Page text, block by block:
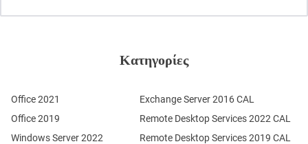
Κατηγορίες
Office 2021
Office 2019
Windows Server 2022
Remote Desktop Services 2022 CAL
Remote Desktop Services 2019 CAL
Exchange Server 2016 CAL